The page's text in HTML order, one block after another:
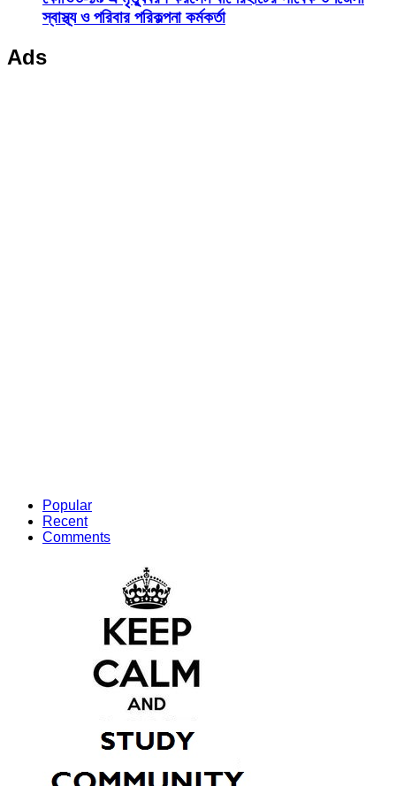
স্বাস্থ্য ও পরিবার পরিকল্পনা কর্মকর্তা
Ads
Popular
Recent
Comments